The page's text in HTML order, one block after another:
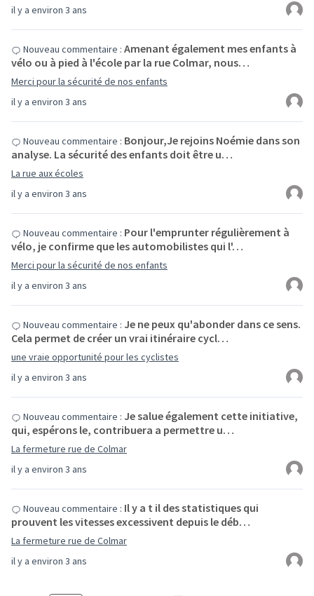
il y a environ 3 ans
il y a environ 3 ans
Nouveau commentaire : Amenant également mes enfants à
vélo ou à pied à l'école par la rue Colmar, nous…
Merci pour la sécurité de nos enfants
il y a environ 3 ans
Nouveau commentaire : Bonjour,Je rejoins Noémie dans son
analyse. La sécurité des enfants doit être u…
La rue aux écoles
il y a environ 3 ans
Nouveau commentaire : Pour l'emprunter régulièrement à
vélo, je confirme que les automobilistes qui l'…
Merci pour la sécurité de nos enfants
il y a environ 3 ans
Nouveau commentaire : Je ne peux qu'abonder dans ce sens.
Cela permet de créer un vrai itinéraire cycl…
une vraie opportunité pour les cyclistes
il y a environ 3 ans
Nouveau commentaire : Je salue également cette initiative,
qui, espérons le, contribuera a permettre u…
La fermeture rue de Colmar
il y a environ 3 ans
Nouveau commentaire : Il y a t il des statistiques qui
prouvent les vitesses excessivent depuis le déb…
La fermeture rue de Colmar